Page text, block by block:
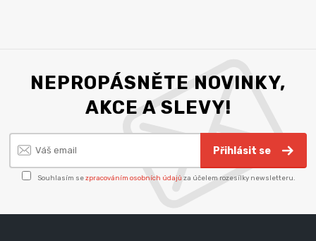
NEPROPÁSNĚTE NOVINKY,
AKCE A SLEVY!
Přihlásit se
Souhlasím sezpracováním osobních údajů za účelem rozesílky newsletteru.